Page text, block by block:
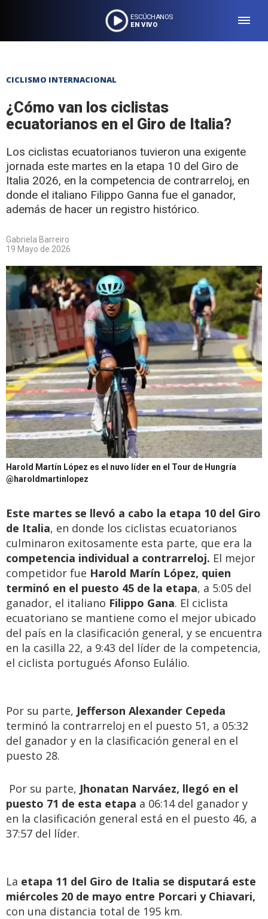
ESCÚCHANOS
EN VIVO
CICLISMO INTERNACIONAL
¿Cómo van los ciclistas
ecuatorianos en el Giro de Italia?
Los ciclistas ecuatorianos tuvieron una exigente
jornada este martes en la etapa 10 del Giro de
Italia 2026, en la competencia de contrarreloj, en
donde el italiano Filippo Ganna fue el ganador,
además de hacer un registro histórico.
Gabriela Barreiro
19 Mayo de 2026
Harold Martín López es el nuvo líder en el Tour de Hungría
@haroldmartinlopez
Este martes se llevó a cabo la etapa 10 del Giro
de Italia, en donde los ciclistas ecuatorianos
culminaron exitosamente esta parte, que era la
competencia individual a contrarreloj. El mejor
competidor fue Harold Marín López, quien
terminó en el puesto 45 de la etapa, a 5:05 del
ganador, el italiano Filippo Gana. El ciclista
ecuatoriano se mantiene como el mejor ubicado
del país en la clasificación general, y se encuentra
en la casilla 22, a 9:43 del líder de la competencia,
el ciclista portugués Afonso Eulálio.
Por su parte, Jefferson Alexander Cepeda
terminó la contrarreloj en el puesto 51, a 05:32
del ganador y en la clasificación general en el
puesto 28.
Por su parte, Jhonatan Narváez, llegó en el
puesto 71 de esta etapa a 06:14 del ganador y
en la clasificación general está en el puesto 46, a
37:57 del líder.
La etapa 11 del Giro de Italia se disputará este
miércoles 20 de mayo entre Porcari y Chiavari,
con una distancia total de 195 km.